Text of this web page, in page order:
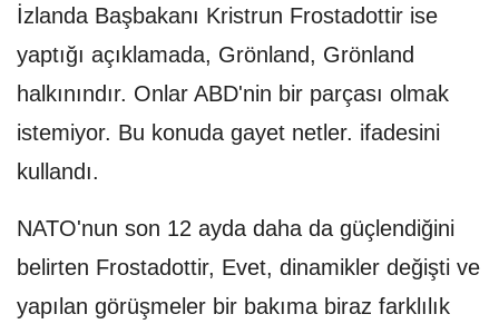
İzlanda Başbakanı Kristrun Frostadottir ise
yaptığı açıklamada, Grönland, Grönland
halkınındır. Onlar ABD'nin bir parçası olmak
istemiyor. Bu konuda gayet netler. ifadesini
kullandı.
NATO'nun son 12 ayda daha da güçlendiğini
belirten Frostadottir, Evet, dinamikler değişti ve
yapılan görüşmeler bir bakıma biraz farklılık